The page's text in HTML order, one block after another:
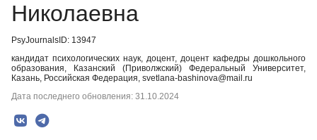
Николаевна
PsyJournalsID: 13947
кандидат психологических наук, доцент, доцент кафедры дошкольного
образования, Казанский (Приволжский) Федеральный Университет,
Казань, Российская Федерация, svetlana-bashinova@mail.ru
Дата последнего обновления: 31.10.2024